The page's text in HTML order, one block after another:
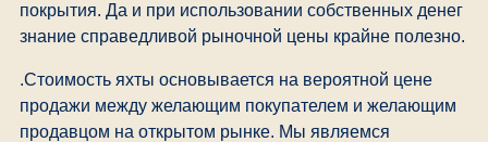
покрытия. Да и при использовании собственных денег
знание справедливой рыночной цены крайне полезно.
.Стоимость яхты основывается на вероятной цене
продажи между желающим покупателем и желающим
продавцом на открытом рынке. Мы являемся